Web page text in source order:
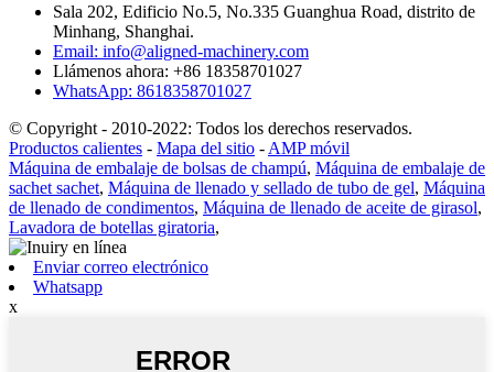
Sala 202, Edificio No.5, No.335 Guanghua Road, distrito de
Minhang, Shanghai.
Email: info@aligned-machinery.com
Llámenos ahora: +86 18358701027
WhatsApp: 8618358701027
© Copyright - 2010-2022: Todos los derechos reservados.
Productos calientes - Mapa del sitio - AMP móvil
Máquina de embalaje de bolsas de champú, Máquina de embalaje de
sachet sachet, Máquina de llenado y sellado de tubo de gel, Máquina
de llenado de condimentos, Máquina de llenado de aceite de girasol,
Lavadora de botellas giratoria,
Enviar correo electrónico
Whatsapp
x